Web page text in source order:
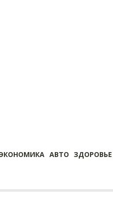
АВТО ЗДОРОВЬЕ